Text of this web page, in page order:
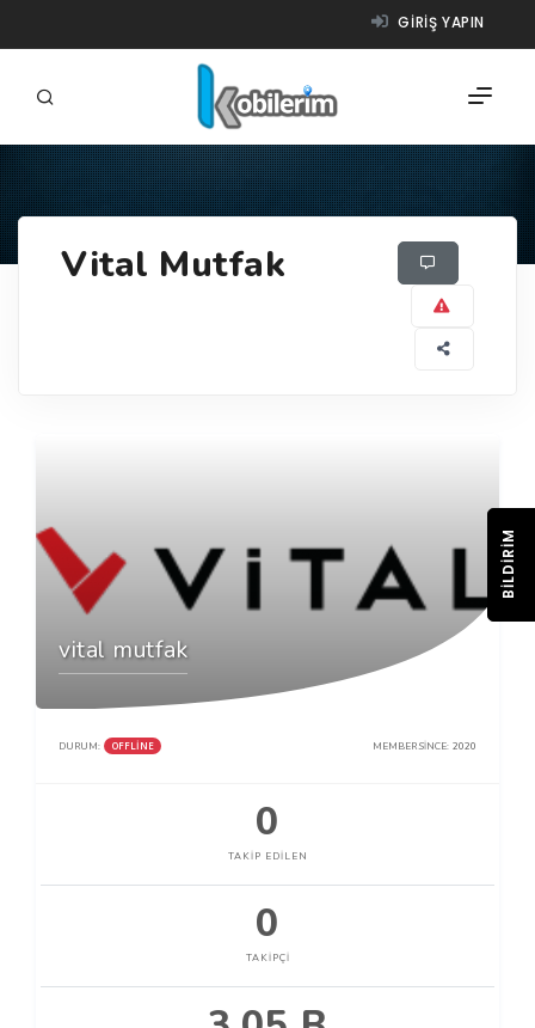
GIRIŞ YAPIN
ÜRÜNLER
Vital Mutfak
vital mutfak
DURUM: OFFLINE MEMBER SINCE: 2020
0
TAKIP EDILEN
0
TAKIPÇI
BILDIRIM